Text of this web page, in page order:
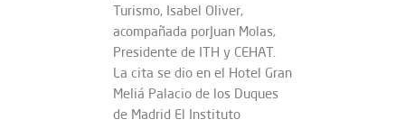
Turismo, Isabel Oliver,
acompañada porJuan Molas,
Presidente de ITH y CEHAT.
La cita se dio en el Hotel Gran
Meliá Palacio de los Duques
de Madrid El Instituto